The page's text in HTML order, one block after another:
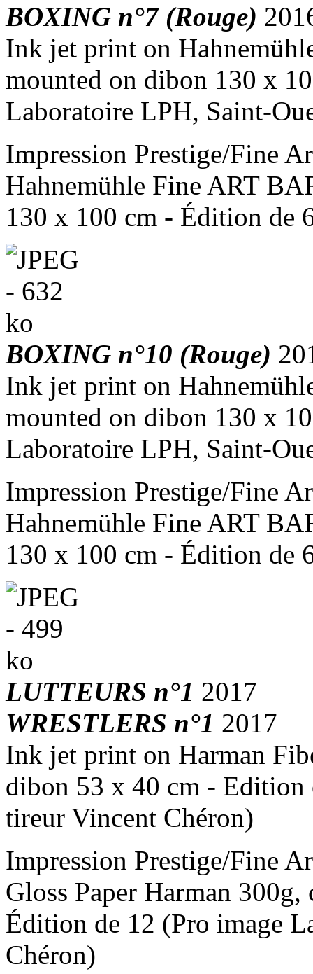
BOXING n°7 (Rouge)
Ink jet print on
mounted on dibon 130 x
Laboratoire LPH, Saint-
Impression Prestige/Fine
Hahnemühle Fine ART
130 x 100 cm - Édition de
BOXING n°10 (Rouge)
Ink jet print on
mounted on dibon 130 x
Laboratoire LPH, Saint-
Impression Prestige/Fine
Hahnemühle Fine ART
130 x 100 cm - Édition de
LUTTEURS n°1 2017
WRESTLERS n°1 2017
Ink jet print on Harman
dibon 53 x 40 cm -
tireur Vincent Chéron)
Impression Prestige/Fine
Gloss Paper Harman
Édition de 12 (Pro image
Chéron)